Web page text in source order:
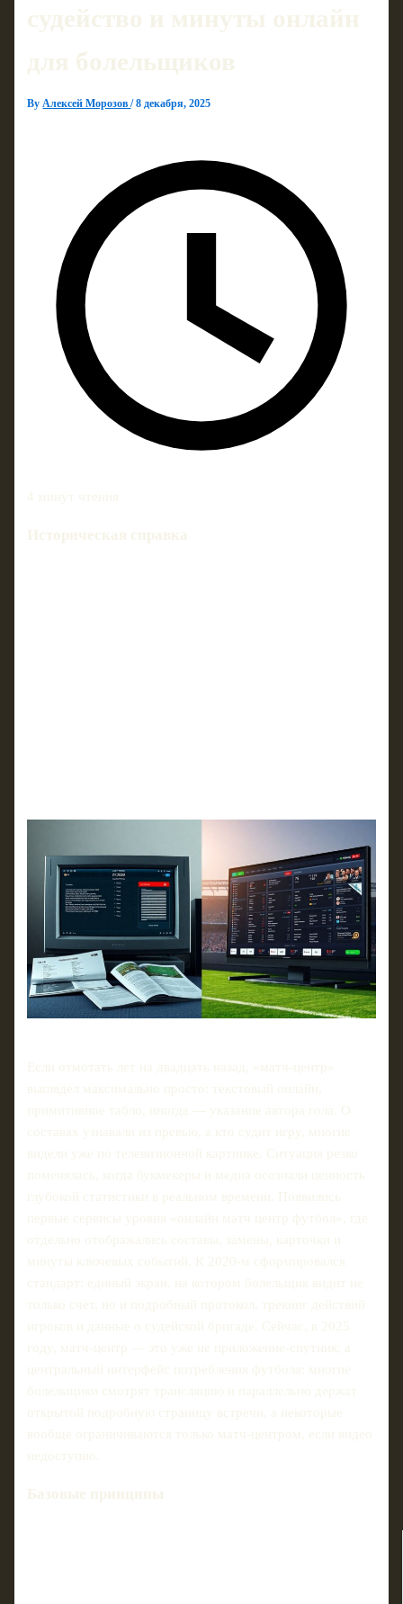
судейство и минуты онлайн
для болельщиков
ByАлексей Морозов/8 декабря, 2025
4 минут чтения
Историческая справка
Если отмотать лет на двадцать назад, «матч-центр»
выглядел максимально просто: текстовый онлайн,
примитивное табло, иногда — указание автора гола. О
составах узнавали из превью, а кто судит игру, многие
видели уже по телевизионной картинке. Ситуация резко
поменялась, когда букмекеры и медиа осознали ценность
глубокой статистики в реальном времени. Появились
первые сервисы уровня «онлайн матч центр футбол», где
отдельно отображались составы, замены, карточки и
минуты ключевых событий. К 2020‑м сформировался
стандарт: единый экран, на котором болельщик видит не
только счет, но и подробный протокол, трекинг действий
игроков и данные о судейской бригаде. Сейчас, в 2025
году, матч‑центр — это уже не приложение‑спутник, а
центральный интерфейс потребления футбола: многие
болельщики смотрят трансляцию и параллельно держат
открытой подробную страницу встречи, а некоторые
вообще ограничиваются только матч‑центром, если видео
недоступно.
Базовые принципы